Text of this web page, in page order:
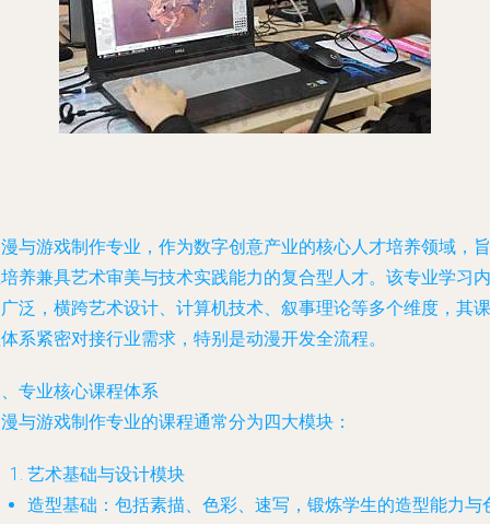
与游戏制作专业，作为数字创意产业的核心人才培养领域，旨
养兼具艺术审美与技术实践能力的复合型人才。该专业学习内
泛，横跨艺术设计、计算机技术、叙事理论等多个维度，其课
系紧密对接行业需求，特别是动漫开发全流程。
专业核心课程体系
与游戏制作专业的课程通常分为四大模块：
艺术基础与设计模块
造型基础 ：包括素描、色彩、速写，锻炼学生的造型能力与